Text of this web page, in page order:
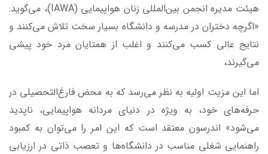
هیئت مدیره انجمن بین‌المللی زنان هواپیمایی (IAWA)، می‌گوید:
«اگرچه دختران در مدرسه و دانشگاه بسیار سخت تلاش می‌کنند و
نتایج عالی کسب می‌کنند و اغلب از همتایان مرد خود پیشی
می‌گیرند،
اما این مزیت اولیه به نظر می‌رسد که به محض فارغ‌التحصیلی در
حرفه‌های خود، به ویژه در دنیای مردانه هواپیمایی، ناپدید
می‌شود» اندرسون معتقد است که این امر را می‌توان به کمبود
راهنمایی شغلی مناسب در دانشگاه‌ها و تعصب ذاتی در ارزیابی